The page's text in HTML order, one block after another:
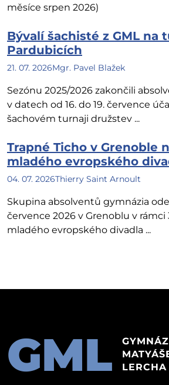
měsíce srpen 2026)
Bývalí šachisté z GML na
Pardubicích
21. 07. 2026Mgr. Pavel Blažek
Sezónu 2025/2026 zakončili
v datech od 16. do 19. července
šachovém turnaji družstev ...
Trapné Ticho v Grenoble
mladého evropského
04. 07. 2026Thierry Saint Arnoult
Skupina absolventů gymnázia
července 2026 v Grenoblu v rámci
mladého evropského divadla ...
GML
LERCHA